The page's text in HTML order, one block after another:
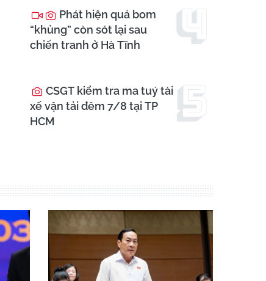
Phát hiện quả bom
“khủng” còn sót lại sau
chiến tranh ở Hà Tĩnh
CSGT kiểm tra ma tuý tài
xế vận tải đêm 7/8 tại TP
HCM